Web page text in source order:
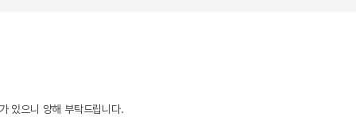
있으니 양해 부탁드립니다.